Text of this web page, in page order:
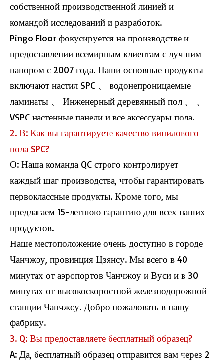
H011 Herringbone Pvc плитка
H009 Herringbone Spc Flooring H009 Herringbone Spc Flooring
собственной производственной линией и
командой исследований и разработок.
Pingo Floor фокусируется на производстве и
предоставлении всемирным клиентам с лучшим
напором с 2007 года. Наши основные продукты
включают настил SPC 、 водонепроницаемые
ламинаты 、 Инженерный деревянный пол 、 、
VSPC настенные панели и все аксессуары пола.
2. В: Как вы гарантируете качество винилового
пола SPC?
О: Наша команда QC строго контролирует
каждый шаг производства, чтобы гарантировать
первоклассные продукты. Кроме того, мы
предлагаем 15-летнюю гарантию для всех наших
продуктов.
Наше местоположение очень доступно в городе
Чанчжоу, провинция Цзянсу. Мы всего в 40
минутах от аэропортов Чанчжоу и Вуси и в 30
минутах от высокоскоростной железнодорожной
станции Чанчжоу. Добро пожаловать в нашу
фабрику.
3. Q: Вы предоставляете бесплатный образец?
A: Да, бесплатный образец отправится вам через 2